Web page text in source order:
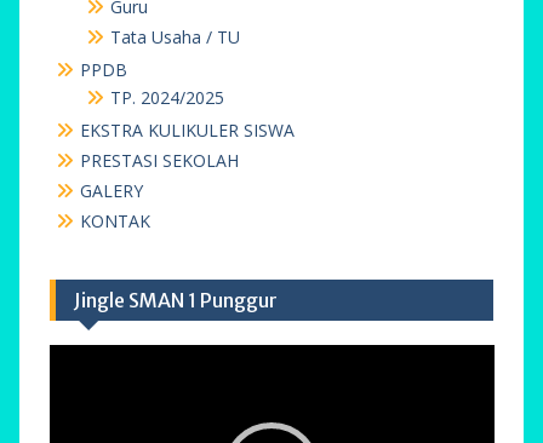
PESERTA DIDIK (SISWA)
Kelas X
Kelas XII
Kelas XI
PENDIDIK DAN TENAGA KEPENDIDIKAN
Guru
Tata Usaha / TU
PPDB
EKSTRA KULIKULER SISWA
PRESTASI SEKOLAH
GALERY